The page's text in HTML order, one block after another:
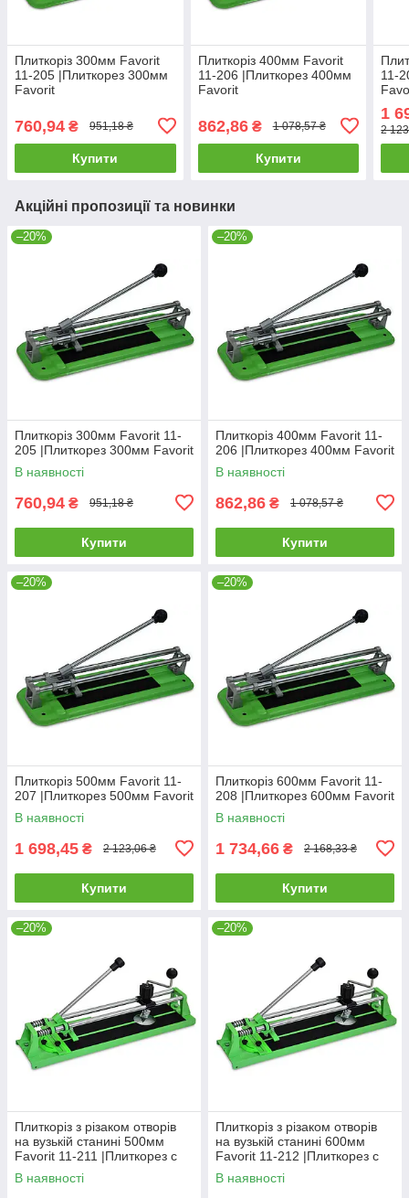
Плиткоріз 300мм Favorit
11-205 |Плиткорез 300мм
Favorit
760,94 ₴ 951,18 ₴
Купити
Плиткоріз 400мм Favorit
11-206 |Плиткорез 400мм
Favorit
862,86₴ 1 078,57 ₴
Купити
11-
1
2
Акційні пропозиції та новинки
–20%
Плиткоріз 300мм Favorit 11-
205 |Плиткорез 300мм Favorit
В наявності
760,94 ₴ 951,18 ₴
Купити
–20%
Плиткоріз 400мм Favorit 11-
206 |Плиткорез 400мм Favorit
В наявності
862,86 ₴ 1 078,57 ₴
Купити
–20%
Плиткоріз 500мм Favorit 11-
207 |Плиткорез 500мм Favorit
В наявності
1 698,45 ₴ 2 123,06 ₴
Купити
–20%
Плиткоріз 600мм Favorit 11-
208 |Плиткорез 600мм Favorit
В наявності
1 734,66 ₴ 2 168,33 ₴
Купити
–20%
Плиткоріз з різаком отворів
на вузькій станині 500мм
Favorit 11-211 |Плиткорез с
резаком отверстий на узкой
станине 500мм Favorit
В наявності
–20%
Плиткоріз з різаком отворів
на вузькій станині 600мм
Favorit 11-212 |Плиткорез с
резаком отверстий на узкой
станине 600мм Favorit
В наявності